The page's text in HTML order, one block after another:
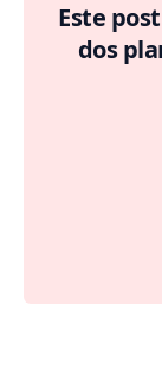
Este
dos